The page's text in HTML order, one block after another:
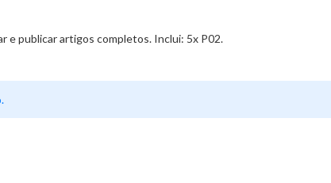
e publicar artigos completos. Inclui: 5x P02.